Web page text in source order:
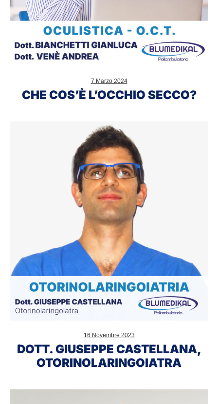
7 Marzo 2024
CHE COS’È L’OCCHIO SECCO?
16 Novembre 2023
DOTT. GIUSEPPE CASTELLANA,
OTORINOLARINGOIATRA